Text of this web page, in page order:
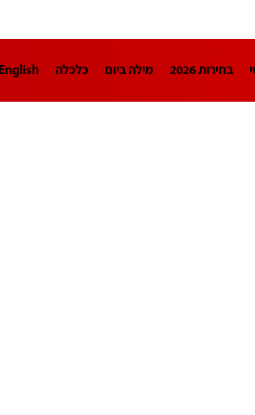
בחירות 2026 מילה ביום כלכלה English